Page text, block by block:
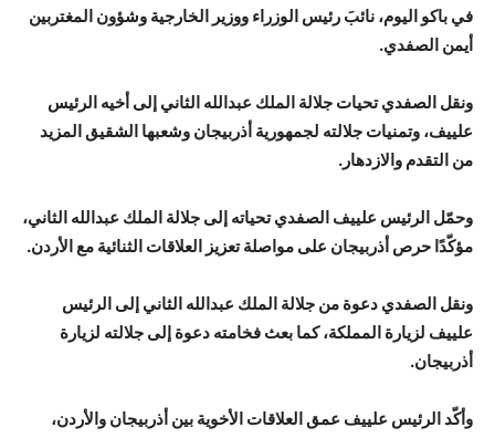
في باكو اليوم، نائبَ رئيس الوزراء ووزير الخارجية وشؤون المغتربين
أيمن الصفدي.
ونقل الصفدي تحيات جلالة الملك عبدالله الثاني إلى أخيه الرئيس
علييف، وتمنيات جلالته لجمهورية أذربيجان وشعبها الشقيق المزيد
من التقدم والازدهار.
وحمّل الرئيس علييف الصفدي تحياته إلى جلالة الملك عبدالله الثاني،
مؤكّدًا حرص أذربيجان على مواصلة تعزيز العلاقات الثنائية مع الأردن.
ونقل الصفدي دعوة من جلالة الملك عبدالله الثاني إلى الرئيس
علييف لزيارة المملكة، كما بعث فخامته دعوة إلى جلالته لزيارة
أذربيجان.
وأكّد الرئيس علييف عمق العلاقات الأخوية بين أذربيجان والأردن،